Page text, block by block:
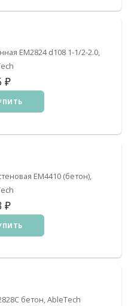
EM2824 d108 1-1/2-2.0,
₽
EM4410 (бетон),
₽
бетон, AbleTech